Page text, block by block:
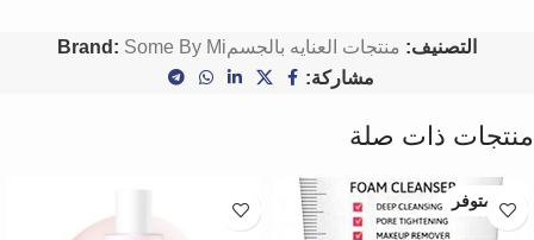
التصنيف: منتجات العنايه بالجسم Brand: Some By Mi
مشاركة:
منتجات ذات صلة
غير متوفر